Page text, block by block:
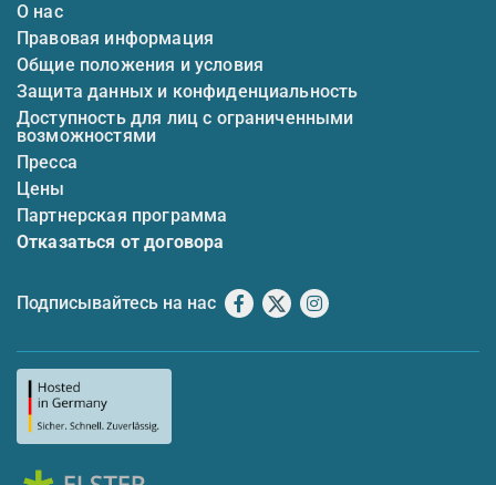
О нас
Правовая информация
Общие положения и условия
Защита данных и конфиденциальность
Доступность для лиц с ограниченными
возможностями
Пресса
Цены
Партнерская программа
Отказаться от договора
Подписывайтесь на нас Facebook
X Instagram